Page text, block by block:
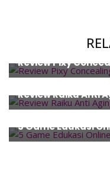
Review Pixy
Review Raiku Anti
Education,
5 Game Edukasi